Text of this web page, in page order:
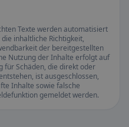
Texte werden automatisiert
inhaltliche Richtigkeit,
der bereitgestellten
Nutzung der Inhalte erfolgt auf
für Schäden, die direkt oder
ist ausgeschlossen,
Inhalte sowie falsche
gemeldet werden.